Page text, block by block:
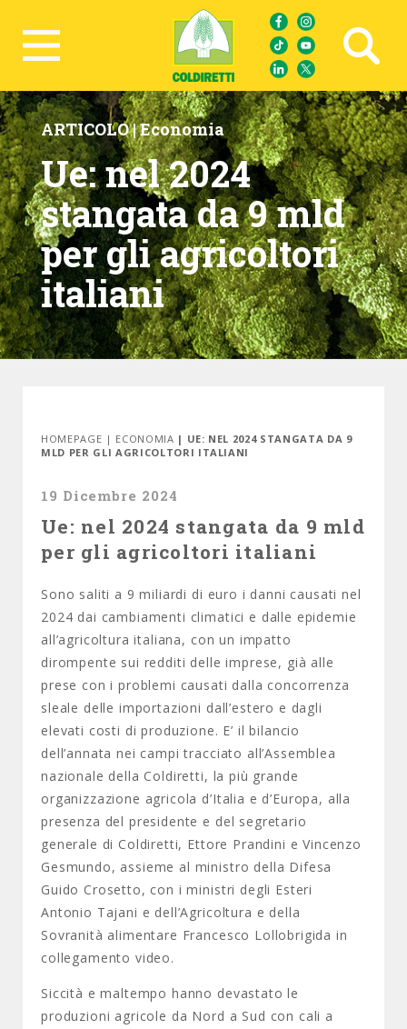
Ricerca avanzata
ARTICOLO |Economia
Ue: nel 2024
stangata da 9 mld
per gli agricoltori
italiani
HOMEPAGE | ECONOMIA | UE: NEL 2024 STANGATA DA 9
MLD PER GLI AGRICOLTORI ITALIANI
19 Dicembre 2024
Ue: nel 2024 stangata da 9 mld
per gli agricoltori italiani
Sono saliti a 9 miliardi di euro i danni causati nel
2024 dai cambiamenti climatici e dalle epidemie
all’agricoltura italiana, con un impatto
dirompente sui redditi delle imprese, già alle
prese con i problemi causati dalla concorrenza
sleale delle importazioni dall’estero e dagli
elevati costi di produzione. E’ il bilancio
dell’annata nei campi tracciato all’Assemblea
nazionale della Coldiretti, la più grande
organizzazione agricola d’Italia e d’Europa, alla
presenza del presidente e del segretario
generale di Coldiretti, Ettore Prandini e Vincenzo
Gesmundo, assieme al ministro della Difesa
Guido Crosetto, con i ministri degli Esteri
Antonio Tajani e dell’Agricoltura e della
Sovranità alimentare Francesco Lollobrigida in
collegamento video.
Siccità e maltempo hanno devastato le
produzioni agricole da Nord a Sud con cali a